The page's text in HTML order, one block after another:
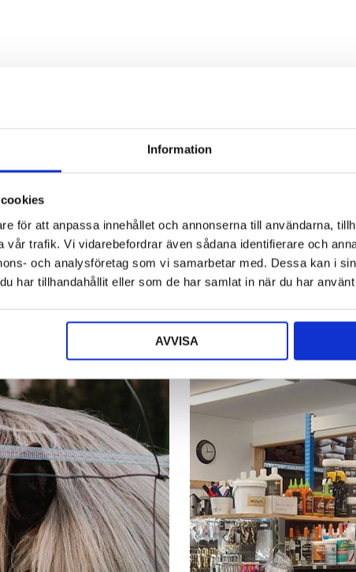
Information
för att anpassa innehållet och annonserna till användarna,
vår trafik. Vi vidarebefordrar även sådana identifierare och
och analysföretag som vi samarbetar med. Dessa kan i
har tillhandahållit eller som de har samlat in när du har
AVVISA
Den
De
olika
alternativen
kan
väljas
på
produktsidan
E-Vitamin
Emin
209kr
LÄGG TILL I VARUKORG
TRIKEM Multi Liq
Trikem
378kr
LÄGG TILL I VARUKORGDen
produkten
De
alternativen
kan
väljas
på
produktsidan